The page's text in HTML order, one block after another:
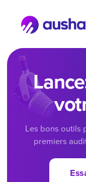
Les bons outils
premiers